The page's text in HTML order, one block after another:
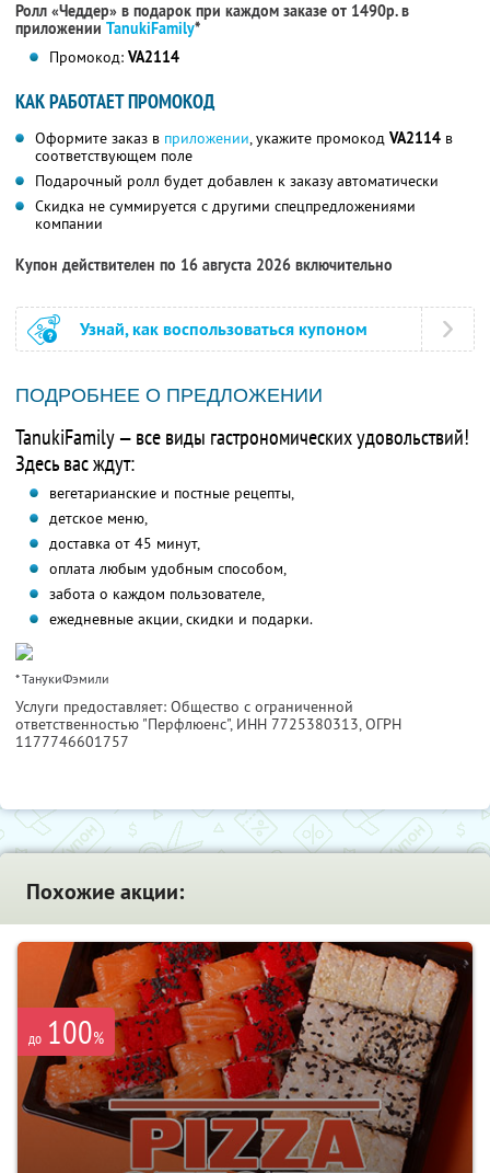
Ролл «Чеддер» в подарок при каждом заказе от 1490р. в
приложении TanukiFamily*
Промокод: VA2114
КАК РАБОТАЕТ ПРОМОКОД
Оформите заказ в приложении, укажите промокод VA2114 в
соответствующем поле
Подарочный ролл будет добавлен к заказу автоматически
Скидка не суммируется с другими спецпредложениями
компании
Купон действителен по 16 августа 2026 включительно
Узнай, как воспользоваться купоном
ПОДРОБНЕЕ О ПРЕДЛОЖЕНИИ
TanukiFamily — все виды гастрономических удовольствий!
Здесь вас ждут:
вегетарианские и постные рецепты,
детское меню,
доставка от 45 минут,
оплата любым удобным способом,
забота о каждом пользователе,
ежедневные акции, скидки и подарки.
* ТанукиФэмили
Услуги предоставляет: Общество с ограниченной
ответственностью "Перфлюенс", ИНН 7725380313, ОГРН
1177746601757
Похожие акции:
до 100%